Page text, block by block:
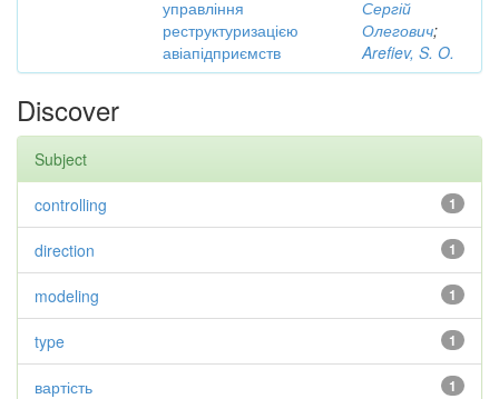
управління
реструктуризацією
авіапідприємств
Сергій
Олегович;
Arefiev, S. O.
Discover
Subject
1
controlling
1
direction
1
modeling
1
type
1
вартість